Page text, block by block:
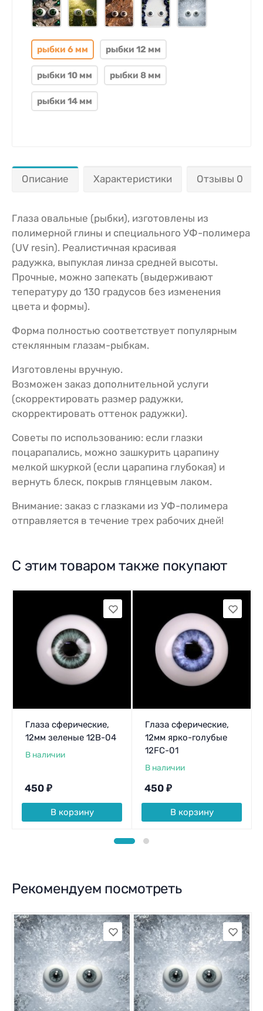
рыбки 6 мм рыбки 12 мм
рыбки 10 мм рыбки 8 мм
рыбки 14 мм
Описание Характеристики Отзывы 0
Глаза овальные (рыбки), изготовлены из
полимерной глины и специального УФ-полимера
(UV resin). Реалистичная красивая
радужка, выпуклая линза средней высоты.
Прочные, можно запекать (выдерживают
тепературу до 130 градусов без изменения
цвета и формы).
Форма полностью соответствует популярным
стеклянным глазам-рыбкам.
Изготовлены вручную.
Возможен заказ дополнительной услуги
(скорректировать размер радужки,
скорректировать оттенок радужки).
Советы по использованию: если глазки
поцарапались, можно зашкурить царапину
мелкой шкуркой (если царапина глубокая) и
вернуть блеск, покрыв глянцевым лаком.
Внимание: заказ с глазками из УФ-полимера
отправляется в течение трех рабочих дней!
С этим товаром также покупают
Глаза сферические,
12мм зеленые 12B-04
В наличии
450 ₽
В корзину
Глаза сферические,
12мм ярко-голубые
12FC-01
В наличии
450 ₽
В корзину
Рекомендуем посмотреть